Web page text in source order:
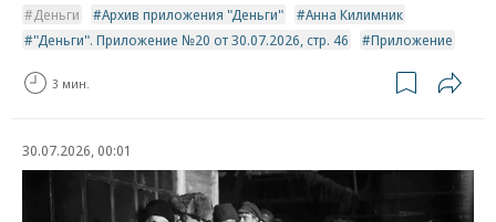
Деньги Архив приложения "Деньги"
Анна Килимник
"Деньги". Приложение №20 от 30.07.2026, стр. 46
Приложение
3 мин.
30.07.2026, 00:01